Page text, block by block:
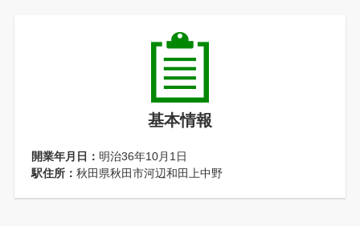
基本情報
開業年月日： 明治36年10月1日
駅住所： 秋田県秋田市河辺和田上中野